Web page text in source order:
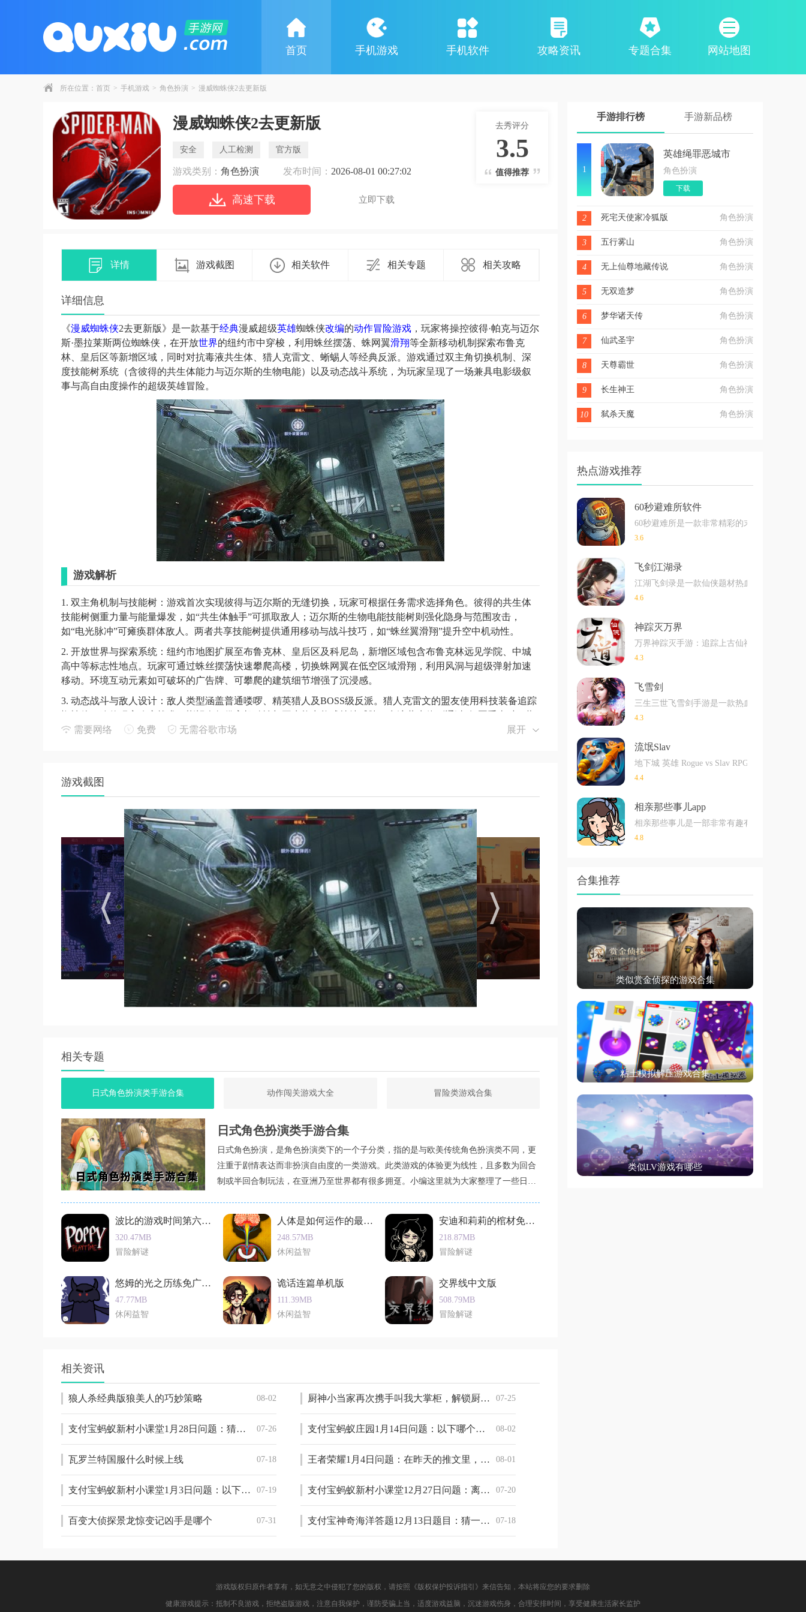
网站地图
首页 手机游戏 手机软件 攻略资讯 专题合集
所在位置： 首页 > 手机游戏 > 角色扮演 > 漫威蜘蛛侠2去更新版
漫威蜘蛛侠2去更新版
安全 人工检测 官方版
游戏类别： 角色扮演 发布时间： 2026-08-01 00:27:02
高速下载 立即下载
去秀评分
3.5
值得推荐
详情 游戏截图 相关软件 相关专题 相关攻略
详细信息
《漫威蜘蛛侠2去更新版》是一款基于经典漫威超级英雄蜘蛛侠改编的动作冒险游戏 ，玩家将操控彼得·帕克与迈尔
斯·墨拉莱斯两位蜘蛛侠，在开放世界的纽约市中穿梭，利用蛛丝摆荡、蛛网翼滑翔等全新移动机制探索布鲁克
林、皇后区等新增区域，同时对抗毒液共生体、猎人克雷文、蜥蜴人等经典反派。游戏通过双主角切换机制、深
度技能树系统（含彼得的共生体能力与迈尔斯的生物电能）以及动态战斗系统，为玩家呈现了一场兼具电影级叙
事与高自由度操作的超级英雄冒险。
游戏解析
1. 双主角机制与技能树：游戏首次实现彼得与迈尔斯的无缝切换，玩家可根据任务需求选择角色。彼得的共生体
技能树侧重力量与能量爆发，如“共生体触手”可抓取敌人；迈尔斯的生物电能技能树则强化隐身与范围攻击，
如“电光脉冲”可瘫痪群体敌人。两者共享技能树提供通用移动与战斗技巧，如“蛛丝翼滑翔”提升空中机动性。
2. 开放世界与探索系统：纽约市地图扩展至布鲁克林、皇后区及科尼岛，新增区域包含布鲁克林远见学院、中城
高中等标志性地点。玩家可通过蛛丝摆荡快速攀爬高楼，切换蛛网翼在低空区域滑翔，利用风洞与超级弹射加速
移动。环境互动元素如可破坏的广告牌、可攀爬的建筑细节增强了沉浸感。
3. 动态战斗与敌人设计：敌人类型涵盖普通喽啰、精英猎人及BOSS级反派。猎人克雷文的盟友使用科技装备追踪
圈声波攻击”考验玩家格挡与闪避时机。新引入的“完美格挡”机制可反弹重攻击并创造反击窗口。
中连击，前期资源建议优先投入这两项。
新手攻略
1. 初期资源分配：优先升级战衣科技的“生命值”与“专注条”，确保战斗容错率。技能树方面，空中战斗技能
（如“空中连击”）与蛛丝摆荡技能（如“超级弹射”）可提升探索效率，后期再补全其他分支。
2. 战斗技巧：面对“红圈重击”时，及时按下格挡键反弹攻击并暴露敌人破绽；遭遇“蓝圈声波攻击”则需通过闪避规
避。利用环境互动（如击落广告牌砸向敌人）可快速清场，空中连击时注意切换目标保持节奏。
3. 潜行策略：迈尔斯的隐身能力适合暗杀高威胁敌人，彼得则需依赖“蛛丝索”制造高空路径。潜行时优先清除巡逻
哨兵，利用噪音（如打破玻璃）分散敌人注意力。
4. 任务类型应对：主线任务通常限定角色，支线任务（如犯罪事件、收集品）可自由切换。遇到“共生体巢穴”时，
优先破坏共生体核心降低敌人强度；解救人质任务需快速制服敌人避免失败。
新手指南
1. 界面与操作：白色血条代表生命值，黄色条为专注值（用于终结技或治疗）。按下方向键可快速切换装置，长
按技能键释放强力攻击。蛛丝子弹不足时，需寻找环境中的蛛丝补给点。
3. 角色切换时机：彼得的共生体能力适合对抗群体敌人或破坏重型物体，迈尔斯的生物电能则擅长单挑高防御目
标或隐身潜入。根据敌人类型与任务需求灵活切换，可显著提升效率。
4. BOSS战策略：对抗毒液时，利用完美格挡反弹其触手攻击，趁其硬直期输出；猎人克雷文需优先破坏其科技装
玩家点评
《漫威蜘蛛侠2去更新版》凭借双主角机制与深度战斗系统，成功延续了系列的高口碑。玩家普遍赞赏其“电影级
叙事与开放世界探索的完美结合”，尤其是蛛网翼滑翔与共生体能力的加入，为战斗与移动增添了新鲜感。不过，
部分玩家认为“BOSS战设计仍存在机制重复问题”，且“支线任务类型稍显单一”。总体而言，这是一款“值得蜘蛛侠
粉丝与动作游戏爱好者体验的佳作”，其“流畅的操作手感与细腻的城市刻画”仍是次世代游戏中的标杆。
需要网络 免费 无需谷歌市场 展开
游戏截图
相关专题
日式角色扮演类手游合集 动作闯关游戏大全 冒险类游戏合集
日式角色扮演类手游合集
日式角色扮演，是角色扮演类下的一个子分类，指的是与欧美传统角色扮演类不同，更
注重于剧情表达而非扮演自由度的一类游戏。此类游戏的体验更为线性，且多数为回合
制或半回合制玩法，在亚洲乃至世界都有很多拥趸。小编这里就为大家整理了一些日式
波比的游戏时间第六章离线版
320.47MB
冒险解谜
人体是如何运作的最新版
248.57MB
休闲益智
安迪和莉莉的棺材免广告版
218.87MB
冒险解谜
悠姆的光之历练免广告版
47.77MB
休闲益智
诡话连篇单机版
111.39MB
休闲益智
交界线中文版
508.79MB
冒险解谜
相关资讯
08-02
狼人杀经典版狼美人的巧妙策略 07-25
厨神小当家再次携手叫我大掌柜，解锁厨神争霸游戏新体验
07-26
支付宝蚂蚁新村小课堂1月28日问题：猜一猜：古人在年后复工时，也会发放“开工红包”吗 08-02
支付宝蚂蚁庄园1月14日问题：以下哪个称呼指的是农历小年
07-18
瓦罗兰特国服什么时候上线 08-01
王者荣耀1月4日问题：在昨天的推文里，莱西奥和狂铁长大后肩并肩踏上的是_______号的甲板
07-19
支付宝蚂蚁新村小课堂1月3日问题：以下哪一项属于古代的新闻媒体 07-20
支付宝蚂蚁新村小课堂12月27日问题：离职后社保没再缴费，但养老保险已缴满15年，退休能领养老金吗
07-31
百变大侦探景龙惊变记凶手是哪个 07-18
支付宝神奇海洋答题12月13日题目：猜一猜：谁是珊瑚虫共生的小伙伴
手游排行榜 手游新品榜
1
英雄绳罪恶城市
角色扮演
下载
2 死宅天使家冷狐版 角色扮演
3 五行雾山 角色扮演
4 无上仙尊地藏传说 角色扮演
5 无双造梦 角色扮演
6 梦华诸天传 角色扮演
7 仙武圣宇 角色扮演
8 天尊霸世 角色扮演
9 长生神王 角色扮演
10 弑杀天魔 角色扮演
热点游戏推荐
60秒避难所软件
60秒避难所是一款非常精彩的末日生存类手
3.6
飞剑江湖录
江湖飞剑录是一款仙侠题材热血冒险手游，
4.6
神踪灭万界
万界神踪灭手游：追踪上古仙神的痕迹，在
4.3
飞雪剑
三生三世飞雪剑手游是一款热血无限的战斗
4.3
流氓Slav
地下城 英雄 Rogue vs Slav RPG 是一款史诗
4.4
相亲那些事儿app
相亲那些事儿是一部非常有趣有好玩的模拟
4.8
合集推荐
类似赏金侦探的游戏合集
粘土模拟解压游戏合集
类似LV游戏有哪些
游戏版权归原作者享有，如无意之中侵犯了您的版权，请按照《版权保护投诉指引》来信告知，本站将应您的要求删除
健康游戏提示：抵制不良游戏，拒绝盗版游戏，注意自我保护，谨防受骗上当，适度游戏益脑，沉迷游戏伤身，合理安排时间，享受健康生活家长监护